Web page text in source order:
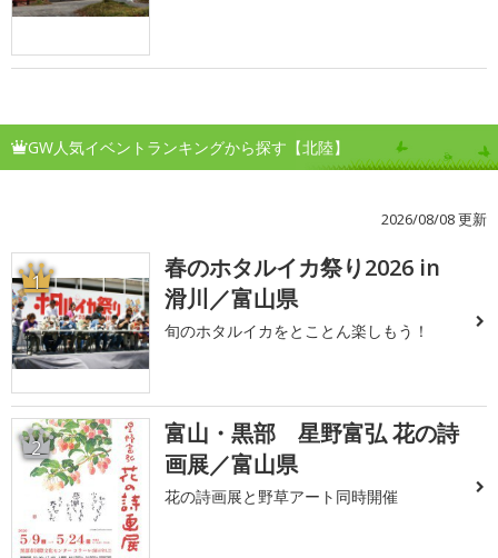
GW人気イベントランキングから探す【北陸】
2026/08/08 更新
1
春のホタルイカ祭り2026 in
滑川／富山県
旬のホタルイカをとことん楽しもう！
2
富山・黒部 星野富弘 花の詩
画展／富山県
花の詩画展と野草アート同時開催